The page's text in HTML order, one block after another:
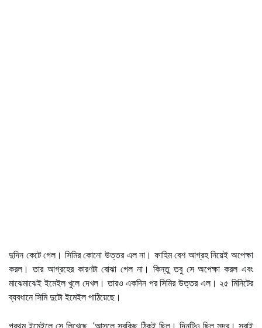
দুদিন কেটে গেল। সিমির কোনো উত্তর এল না। ফাহিম বেশ আগ্রহ নিয়েই অপেক্ষা
করল। তার আগ্রহের কারণটা বোঝা গেল না। কিন্তু তবু সে অপেক্ষা করল এবং
মাঝেমাঝেই ইমেইল খুলে দেখল। তারও একদিন পর সিমির উত্তর এল। ২৫ মিনিটের
ব্যবধানে সিমি দুটো ইমেইল পাঠিয়েছে।
প্রথম ইমেইলে সে লিখেছে, ‘আসলে সবকিছু ঠিকই ছিল। দিনটিও ছিল সুন্দর। সবাই